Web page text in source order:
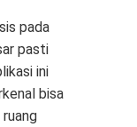
pada
pasti
ini
bisa